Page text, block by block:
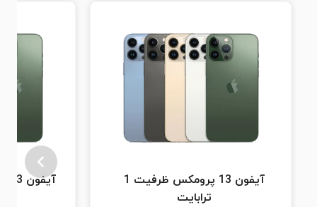
آیفون 13 پرومکس ظرفیت 1
ترابایت